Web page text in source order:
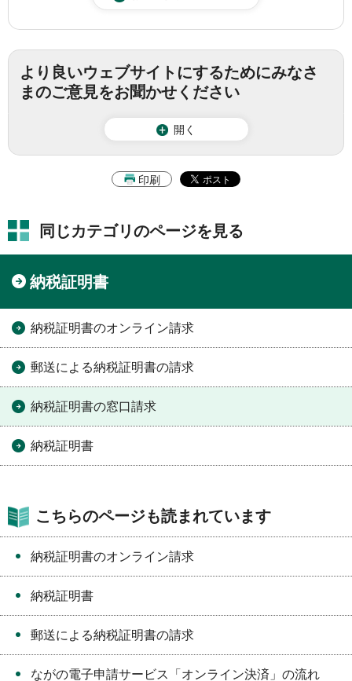
より良いウェブサイトにするためにみなさ
まのご意見をお聞かせください
開く
印刷
同じカテゴリのページを見る
納税証明書
納税証明書のオンライン請求
郵送による納税証明書の請求
納税証明書の窓口請求
納税証明書
こちらのページも読まれています
納税証明書のオンライン請求
納税証明書
郵送による納税証明書の請求
ながの電子申請サービス「オンライン決済」の流れ